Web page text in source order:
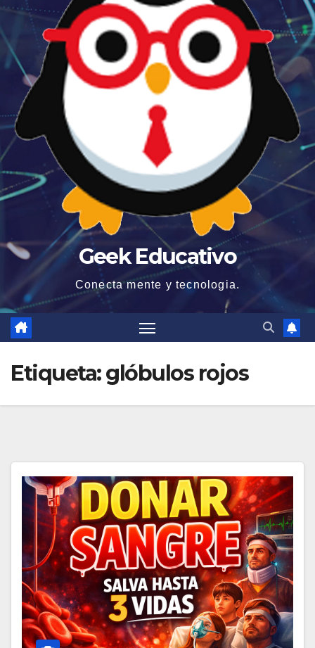
Geek Educativo
Conecta mente y tecnologia.
Etiqueta:glóbulos rojos